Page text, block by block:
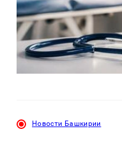
Новости Башкирии